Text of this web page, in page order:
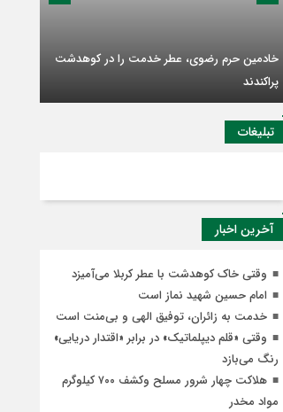
کوهدشت
تبلیغات
آخرین اخبار
وقتی خاک کوهدشت با عطر کربلا می‌آمیزد
امام حسین شهید نماز است
خدمت به زائران، توفیق الهی و بی‌منت است
وقتی «قلم دیپلماتیک» در برابر «اقتدار دریایی»
رنگ می‌بازد
هلاکت چهار شرور مسلح وکشف ۷۰۰ کیلوگرم
مواد مخدر